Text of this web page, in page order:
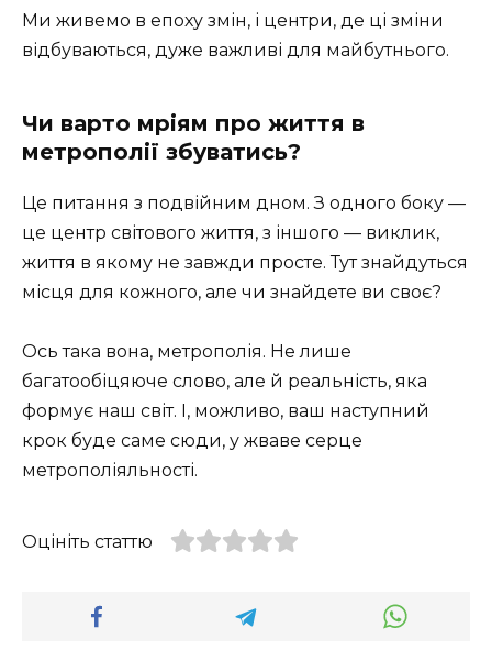
Ми живемо в епоху змін, і центри, де ці зміни
відбуваються, дуже важливі для майбутнього.
Чи варто мріям про життя в
метрополії збуватись?
Це питання з подвійним дном. З одного боку —
це центр світового життя, з іншого — виклик,
життя в якому не завжди просте. Тут знайдуться
місця для кожного, але чи знайдете ви своє?
Ось така вона, метрополія. Не лише
багатообіцяюче слово, але й реальність, яка
формує наш світ. І, можливо, ваш наступний
крок буде саме сюди, у жваве серце
метрополіяльності.
Оцініть статтю